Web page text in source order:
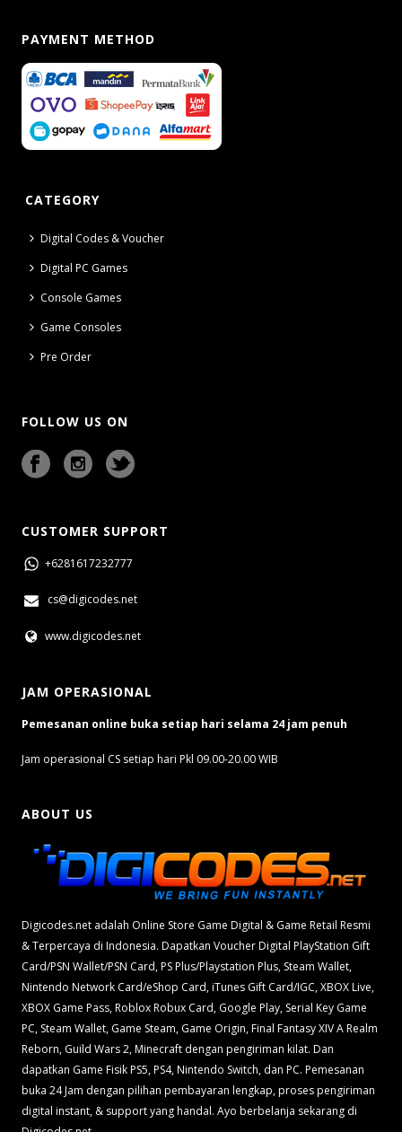
PAYMENT METHOD
CATEGORY
Digital Codes & Voucher
Digital PC Games
Console Games
Game Consoles
Pre Order
FOLLOW US ON
CUSTOMER SUPPORT
+6281617232777
cs@digicodes.net
www.digicodes.net
JAM OPERASIONAL
Pemesanan online buka setiap hari selama 24 jam penuh
Jam operasional CS setiap hari Pkl 09.00-20.00 WIB
ABOUT US
Digicodes.net adalah Online Store Game Digital & Game Retail Resmi
& Terpercaya di Indonesia. Dapatkan Voucher Digital PlayStation Gift
Card/PSN Wallet/PSN Card, PS Plus/Playstation Plus, Steam Wallet,
Nintendo Network Card/eShop Card, iTunes Gift Card/IGC, XBOX Live,
XBOX Game Pass, Roblox Robux Card, Google Play, Serial Key Game
PC, Steam Wallet, Game Steam, Game Origin, Final Fantasy XIV A Realm
Reborn, Guild Wars 2, Minecraft dengan pengiriman kilat. Dan
dapatkan Game Fisik PS5, PS4, Nintendo Switch, dan PC. Pemesanan
buka 24 Jam dengan pilihan pembayaran lengkap, proses pengiriman
digital instant, & support yang handal. Ayo berbelanja sekarang di